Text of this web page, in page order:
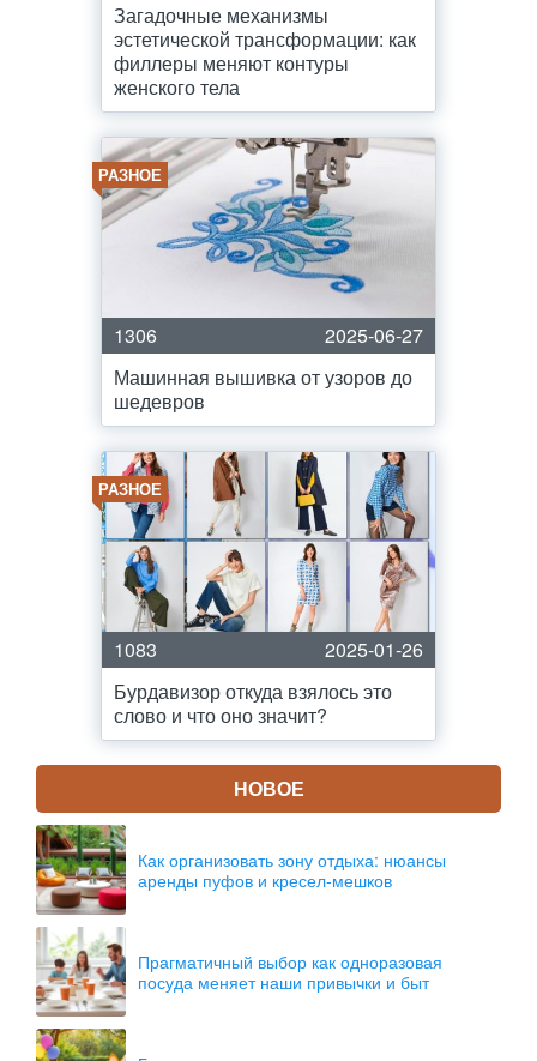
Загадочные механизмы
эстетической трансформации: как
филлеры меняют контуры
женского тела
РАЗНОЕ
1306
2025-06-27
Машинная вышивка от узоров до
шедевров
РАЗНОЕ
1083
2025-01-26
Бурдавизор откуда взялось это
слово и что оно значит?
НОВОЕ
Как организовать зону отдыха: нюансы
аренды пуфов и кресел-мешков
Прагматичный выбор как одноразовая
посуда меняет наши привычки и быт